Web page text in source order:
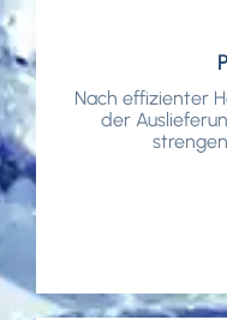
Nach effizienter
der
Nach effizienter
der